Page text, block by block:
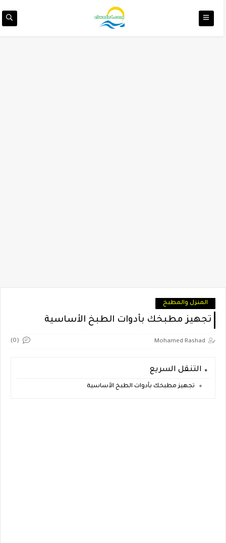
المنزل والمطبخ
تجهيز مطبخك بأدوات الطبخ الأساسية
Mohamed Rashad
(0)
التنقل السريع
تجهيز مطبخك بأدوات الطبخ الأساسية